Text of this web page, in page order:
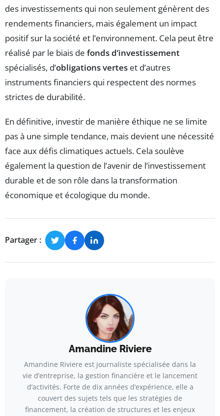
des investissements qui non seulement génèrent des
rendements financiers, mais également un impact
positif sur la société et l’environnement. Cela peut être
réalisé par le biais de fonds d’investissement
spécialisés, d’obligations vertes et d’autres
instruments financiers qui respectent des normes
strictes de durabilité.
En définitive, investir de manière éthique ne se limite
pas à une simple tendance, mais devient une nécessité
face aux défis climatiques actuels. Cela soulève
également la question de l’avenir de l’investissement
durable et de son rôle dans la transformation
économique et écologique du monde.
Partager :
Amandine Riviere
Amandine Riviere est journaliste spécialisée dans la
vie d’entreprise, la gestion financière et le lancement
d’activités. Forte de dix années d’expérience, elle a
couvert des sujets tels que les stratégies de
financement, la création de structures et les enjeux